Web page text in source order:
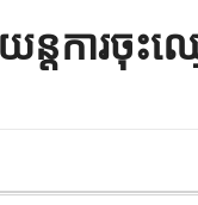
ារចុះឈ្មោ